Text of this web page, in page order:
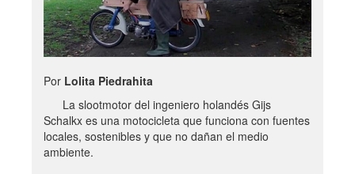
Por Lolita Piedrahita
La slootmotor del ingeniero holandés Gijs
Schalkx es una motocicleta que funciona con fuentes
locales, sostenibles y que no dañan el medio
ambiente.